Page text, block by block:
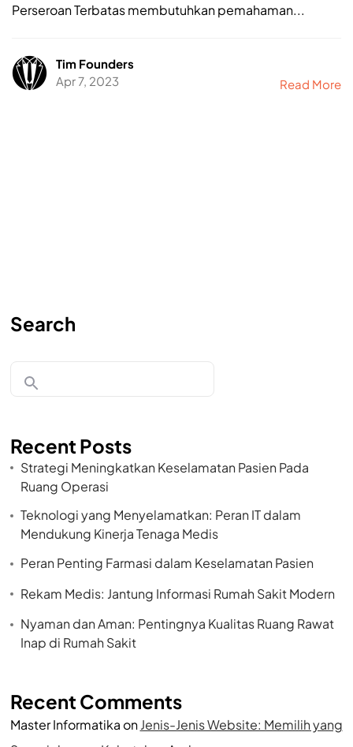
Perseroan Terbatas membutuhkan pemahaman...
Tim Founders
Apr 7, 2023
Read More
Search
Recent Posts
Strategi Meningkatkan Keselamatan Pasien Pada
Ruang Operasi
Teknologi yang Menyelamatkan: Peran IT dalam
Mendukung Kinerja Tenaga Medis
Peran Penting Farmasi dalam Keselamatan Pasien
Rekam Medis: Jantung Informasi Rumah Sakit Modern
Nyaman dan Aman: Pentingnya Kualitas Ruang Rawat
Inap di Rumah Sakit
Recent Comments
Master Informatika onJenis-Jenis Website: Memilih yang